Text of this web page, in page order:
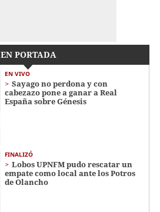
EN PORTADA
EN VIVO
Sayago no perdona y con
cabezazo pone a ganar a Real
España sobre Génesis
FINALIZÓ
Lobos UPNFM pudo rescatar un
empate como local ante los Potros
de Olancho